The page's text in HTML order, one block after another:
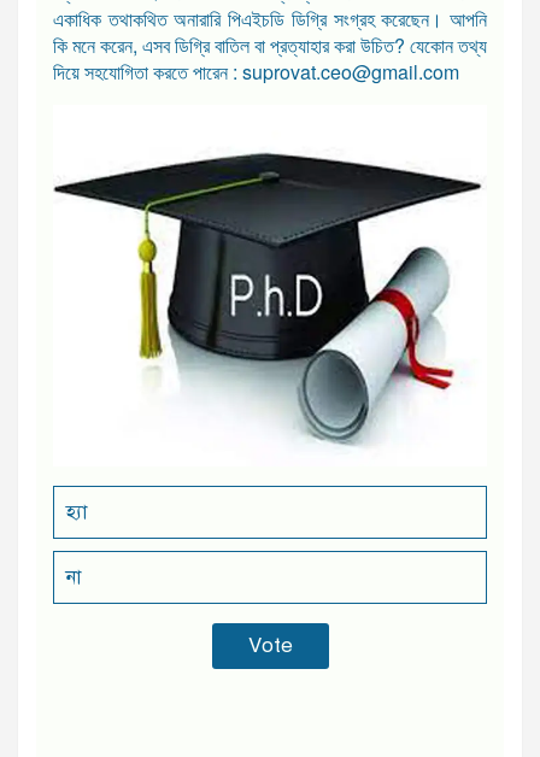
একাধিক তথাকথিত অনারারি পিএইচডি ডিগ্রি সংগ্রহ করেছেন। আপনি
কি মনে করেন, এসব ডিগ্রি বাতিল বা প্রত্যাহার করা উচিত? যেকোন তথ্য
দিয়ে সহযোগিতা করতে পারেন : suprovat.ceo@gmail.com
হ্যা
না